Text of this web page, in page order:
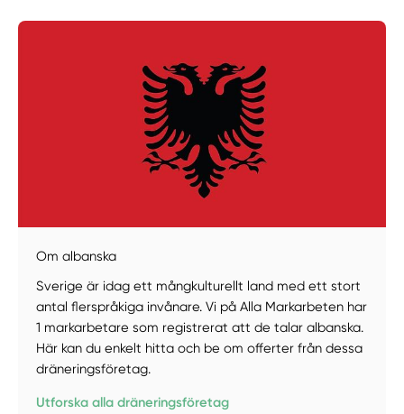
Manuellt Få hjälp
Välj tillvägagångssätt
Om albanska
Sverige är idag ett mångkulturellt land med ett stort
antal flerspråkiga invånare. Vi på Alla Markarbeten har
1 markarbetare som registrerat att de talar albanska.
Här kan du enkelt hitta och be om offerter från dessa
dräneringsföretag.
Utforska alla dräneringsföretag